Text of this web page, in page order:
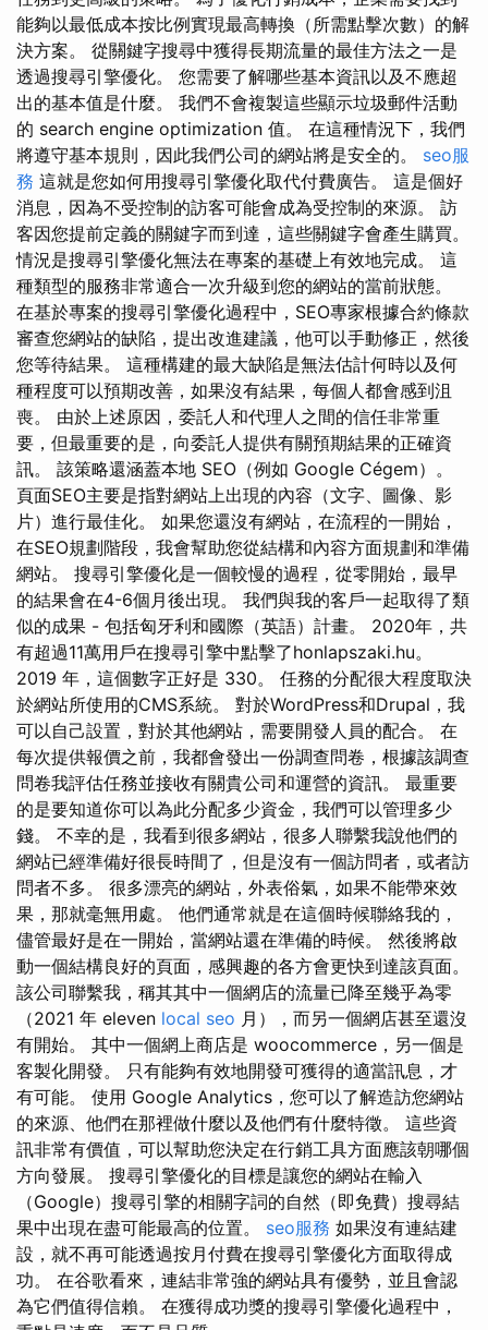
能夠以最低成本按比例實現最高轉換（所需點擊次數）的解
決方案。 從關鍵字搜尋中獲得長期流量的最佳方法之一是
透過搜尋引擎優化。 您需要了解哪些基本資訊以及不應超
出的基本值是什麼。 我們不會複製這些顯示垃圾郵件活動
的 search engine optimization 值。 在這種情況下，我們
將遵守基本規則，因此我們公司的網站將是安全的。 seo服
務 這就是您如何用搜尋引擎優化取代付費廣告。 這是個好
消息，因為不受控制的訪客可能會成為受控制的來源。 訪
客因您提前定義的關鍵字而到達，這些關鍵字會產生購買。
情況是搜尋引擎優化無法在專案的基礎上有效地完成。 這
種類型的服務非常適合一次升級到您的網站的當前狀態。
在基於專案的搜尋引擎優化過程中，SEO專家根據合約條款
審查您網站的缺陷，提出改進建議，他可以手動修正，然後
您等待結果。 這種構建的最大缺陷是無法估計何時以及何
種程度可以預期改善，如果沒有結果，每個人都會感到沮
喪。 由於上述原因，委託人和代理人之間的信任非常重
要，但最重要的是，向委託人提供有關預期結果的正確資
訊。 該策略還涵蓋本地 SEO（例如 Google Cégem）。
頁面SEO主要是指對網站上出現的內容（文字、圖像、影
片）進行最佳化。 如果您還沒有網站，在流程的一開始，
在SEO規劃階段，我會幫助您從結構和內容方面規劃和準備
網站。 搜尋引擎優化是一個較慢的過程，從零開始，最早
的結果會在4-6個月後出現。 我們與我的客戶一起取得了類
似的成果 - 包括匈牙利和國際（英語）計畫。 2020年，共
有超過11萬用戶在搜尋引擎中點擊了honlapszaki.hu。
2019 年，這個數字正好是 330。 任務的分配很大程度取決
於網站所使用的CMS系統。 對於WordPress和Drupal，我
可以自己設置，對於其他網站，需要開發人員的配合。 在
每次提供報價之前，我都會發出一份調查問卷，根據該調查
問卷我評估任務並接收有關貴公司和運營的資訊。 最重要
的是要知道你可以為此分配多少資金，我們可以管理多少
錢。 不幸的是，我看到很多網站，很多人聯繫我說他們的
網站已經準備好很長時間了，但是沒有一個訪問者，或者訪
問者不多。 很多漂亮的網站，外表俗氣，如果不能帶來效
果，那就毫無用處。 他們通常就是在這個時候聯絡我的，
儘管最好是在一開始，當網站還在準備的時候。 然後將啟
動一個結構良好的頁面，感興趣的各方會更快到達該頁面。
該公司聯繫我，稱其其中一個網店的流量已降至幾乎為零
（2021 年 eleven local seo 月），而另一個網店甚至還沒
有開始。 其中一個網上商店是 woocommerce，另一個是
客製化開發。 只有能夠有效地開發可獲得的適當訊息，才
有可能。 使用 Google Analytics，您可以了解造訪您網站
的來源、他們在那裡做什麼以及他們有什麼特徵。 這些資
訊非常有價值，可以幫助您決定在行銷工具方面應該朝哪個
方向發展。 搜尋引擎優化的目標是讓您的網站在輸入
（Google）搜尋引擎的相關字詞的自然（即免費）搜尋結
果中出現在盡可能最高的位置。 seo服務 如果沒有連結建
設，就不再可能透過按月付費在搜尋引擎優化方面取得成
功。 在谷歌看來，連結非常強的網站具有優勢，並且會認
為它們值得信賴。 在獲得成功獎的搜尋引擎優化過程中，